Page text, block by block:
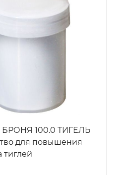
БРОНЯ 100.0 ТИГЕЛЬ
для повышения
тиглей